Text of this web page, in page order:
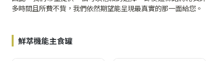
多時間且所費不貲，我們依然期望能呈現最真實的那一面給您。
鮮萃機能主食罐